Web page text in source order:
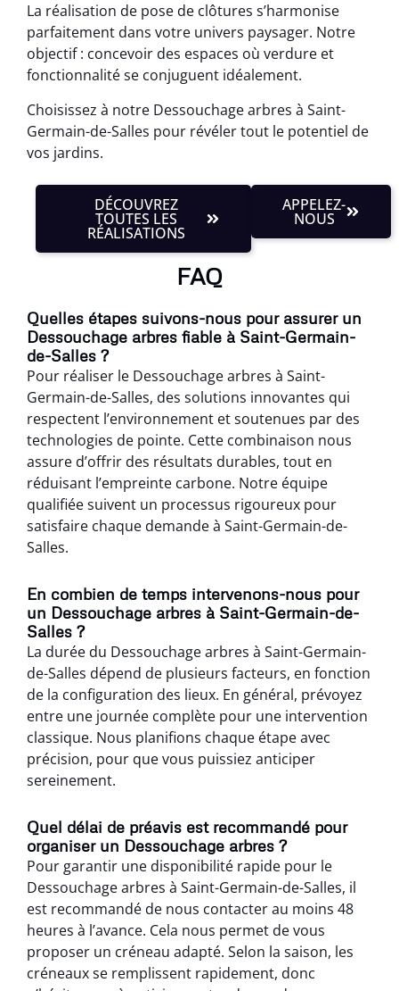
La réalisation de pose de clôtures s’harmonise
parfaitement dans votre univers paysager. Notre
objectif : concevoir des espaces où verdure et
fonctionnalité se conjuguent idéalement.
Choisissez à notre Dessouchage arbres à Saint-
Germain-de-Salles pour révéler tout le potentiel de
vos jardins.
DÉCOUVREZ
TOUTES LES
RÉALISATIONS
APPELEZ-
NOUS
FAQ
Quelles étapes suivons-nous pour assurer un
Dessouchage arbres fiable à Saint-Germain-
de-Salles ?
Pour réaliser le Dessouchage arbres à Saint-
Germain-de-Salles, des solutions innovantes qui
respectent l’environnement et soutenues par des
technologies de pointe. Cette combinaison nous
assure d’offrir des résultats durables, tout en
réduisant l’empreinte carbone. Notre équipe
qualifiée suivent un processus rigoureux pour
satisfaire chaque demande à Saint-Germain-de-
Salles.
En combien de temps intervenons-nous pour
un Dessouchage arbres à Saint-Germain-de-
Salles ?
La durée du Dessouchage arbres à Saint-Germain-
de-Salles dépend de plusieurs facteurs, en fonction
de la configuration des lieux. En général, prévoyez
entre une journée complète pour une intervention
classique. Nous planifions chaque étape avec
précision, pour que vous puissiez anticiper
sereinement.
Quel délai de préavis est recommandé pour
organiser un Dessouchage arbres ?
Pour garantir une disponibilité rapide pour le
Dessouchage arbres à Saint-Germain-de-Salles, il
est recommandé de nous contacter au moins 48
heures à l’avance. Cela nous permet de vous
proposer un créneau adapté. Selon la saison, les
créneaux se remplissent rapidement, donc